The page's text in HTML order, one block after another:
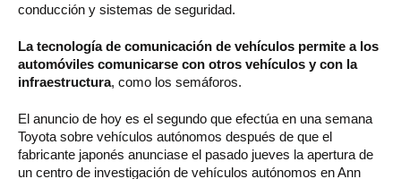
conducción y sistemas de seguridad.
La tecnología de comunicación de vehículos permite a los
automóviles comunicarse con otros vehículos y con la
infraestructura, como los semáforos.
El anuncio de hoy es el segundo que efectúa en una semana
Toyota sobre vehículos autónomos después de que el
fabricante japonés anunciase el pasado jueves la apertura de
un centro de investigación de vehículos autónomos en Ann